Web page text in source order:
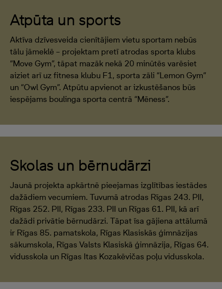
Atpūta un sports
Aktīva dzīvesveida cienītājiem vietu sportam nebūs
tālu jāmeklē – projektam pretī atrodas sporta klubs
“Move Gym”, tāpat mazāk nekā 20 minūtēs varēsiet
aiziet arī uz fitnesa klubu F1, sporta zāli “Lemon Gym”
un “Owl Gym”. Atpūtu apvienot ar izkustēšanos būs
iespējams boulinga sporta centrā “Mēness”.
Skolas un bērnudārzi
Jaunā projekta apkārtnē pieejamas izglītības iestādes
dažādiem vecumiem. Tuvumā atrodas Rīgas 243. PII,
Rīgas 252. PII, Rīgas 233. PII un Rīgas 61. PII, kā arī
dažādi privātie bērnudārzi. Tāpat īsa gājiena attālumā
ir Rīgas 85. pamatskola, Rīgas Klasiskās ģimnāzijas
sākumskola, Rīgas Valsts Klasiskā ģimnāzija, Rīgas 64.
vidusskola un Rīgas Itas Kozakēvičas poļu vidusskola.